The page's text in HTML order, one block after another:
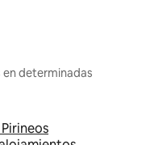
en determinadas